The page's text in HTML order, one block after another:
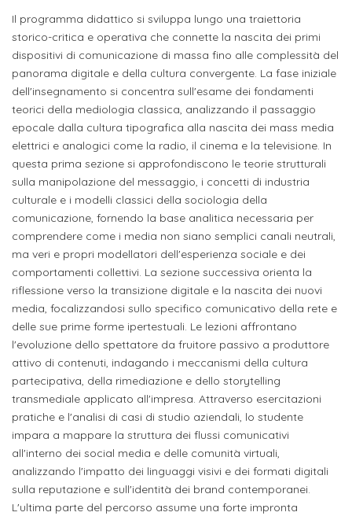
MISSIONE
Progetti
Terza
Missione
CAPITALE
DELLA
CULTURA
2023
BGBS2023
RETE
DI
COLLABORAZIONE
Istituzioni
Amministrazioni
Collaborazioni
Partners
di
Progettazione
Arti
Applicate
DOTTORATI
DI
RICERCA
Arti
Visive
e
Umanesimo
Tecnologico
ALTRI
LIVELLI
FORMAZIONE
Master
Executive
DIDATTICA
a
corsi
singoli
Laboratori
e
sede
Servizio
di
stampa
Biblioteca
Alloggi
Modulistica
Consulta
Studentesca
AL
LAVORO
di
lavoro
Aziende
convenzionate
Newsletter
OPPORTUNITÀ
FSL
e
attività
per
gli
Istituti
Superiori
INCONTRIAMOCI
IN
ITALIA
Fiere
saloni
dell'orientamento
Il programma didattico si sviluppa lungo una traiettoria
storico-critica e operativa che connette la nascita dei primi
dispositivi di comunicazione di massa fino alle complessità del
panorama digitale e della cultura convergente. La fase iniziale
dell'insegnamento si concentra sull'esame dei fondamenti
teorici della mediologia classica, analizzando il passaggio
epocale dalla cultura tipografica alla nascita dei mass media
elettrici e analogici come la radio, il cinema e la televisione. In
questa prima sezione si approfondiscono le teorie strutturali
sulla manipolazione del messaggio, i concetti di industria
culturale e i modelli classici della sociologia della
comunicazione, fornendo la base analitica necessaria per
comprendere come i media non siano semplici canali neutrali,
ma veri e propri modellatori dell'esperienza sociale e dei
comportamenti collettivi. La sezione successiva orienta la
riflessione verso la transizione digitale e la nascita dei nuovi
media, focalizzandosi sullo specifico comunicativo della rete e
delle sue prime forme ipertestuali. Le lezioni affrontano
l'evoluzione dello spettatore da fruitore passivo a produttore
attivo di contenuti, indagando i meccanismi della cultura
partecipativa, della rimediazione e dello storytelling
transmediale applicato all'impresa. Attraverso esercitazioni
pratiche e l'analisi di casi di studio aziendali, lo studente
impara a mappare la struttura dei flussi comunicativi
all'interno dei social media e delle comunità virtuali,
analizzando l'impatto dei linguaggi visivi e dei formati digitali
sulla reputazione e sull'identità dei brand contemporanei.
L'ultima parte del percorso assume una forte impronta